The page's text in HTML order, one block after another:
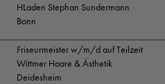
HLaden Stephan Sundermann
Bonn
Friseurmeister w/m/d auf Teilzeit
Wittmer Haare & Ästhetik
Deidesheim